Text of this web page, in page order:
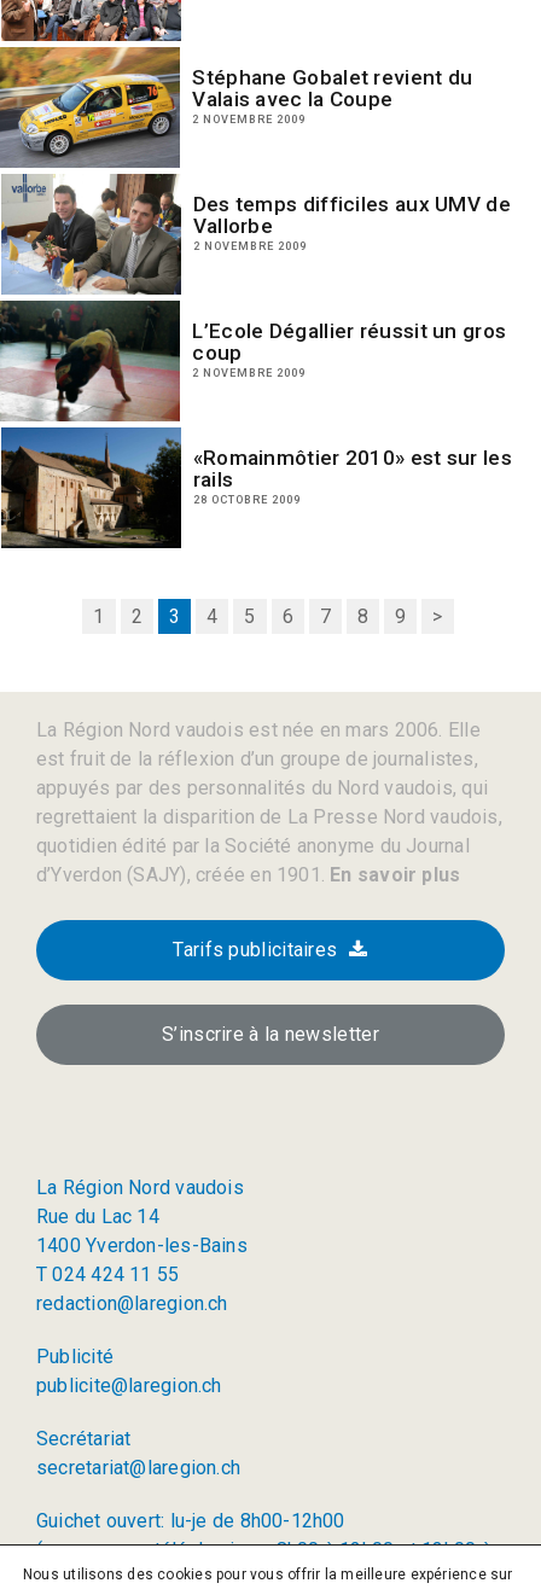
Stéphane Gobalet revient du
Valais avec la Coupe
2 NOVEMBRE 2009
Des temps difficiles aux UMV de
Vallorbe
2 NOVEMBRE 2009
L’Ecole Dégallier réussit un gros
coup
2 NOVEMBRE 2009
«Romainmôtier 2010» est sur les
rails
28 OCTOBRE 2009
1 2 3 4 5 6 7 8 9 >
La Région Nord vaudois est née en mars 2006. Elle
est fruit de la réflexion d’un groupe de journalistes,
appuyés par des personnalités du Nord vaudois, qui
regrettaient la disparition de La Presse Nord vaudois,
quotidien édité par la Société anonyme du Journal
d’Yverdon (SAJY), créée en 1901. En savoir plus
Tarifs publicitaires
S’inscrire à la newsletter
La Région Nord vaudois
Rue du Lac 14
1400 Yverdon-les-Bains
T 024 424 11 55
redaction@laregion.ch
Publicité
publicite@laregion.ch
Secrétariat
secretariat@laregion.ch
Guichet ouvert: lu-je de 8h00-12h00
(permanence téléphonique: 8h00 à 12h00 et 13h00 à
17h00)
Nous utilisons des cookies pour vous offrir la meilleure expérience sur